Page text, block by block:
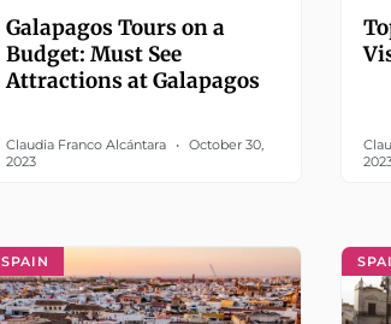
Galapagos Tours on a
Budget: Must See
Attractions at Galapagos
Claudia Franco Alcántara
October 30,
2023
SPAIN